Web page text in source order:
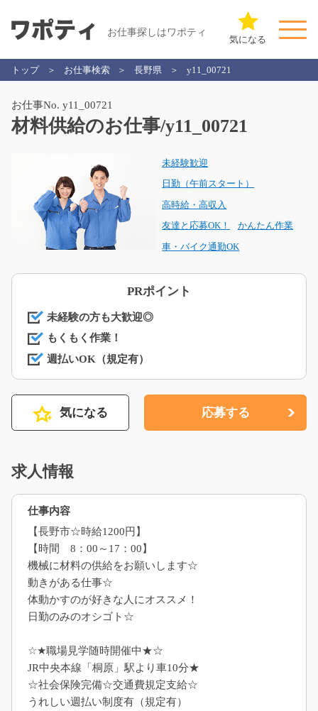
お仕事探しはワポティ
気になる
トップ お仕事検索 長野県 y11_00721
お仕事No. y11_00721
材料供給のお仕事/y11_00721
未経験歓迎
日勤（午前スタート）
高時給・高収入
友達と応募OK！ かんたん作業
車・バイク通勤OK
PRポイント
未経験の方も大歓迎◎
もくもく作業！
週払いOK（規定有）
気になる 応募する
求人情報
仕事内容
【長野市☆時給1200円】
【時間 8：00～17：00】
機械に材料の供給をお願いします☆
動きがある仕事☆
体動かすのが好きな人にオススメ！
日勤のみのオシゴト☆
☆★職場見学随時開催中★☆
JR中央本線「桐原」駅より車10分★
☆社会保険完備☆交通費規定支給☆
うれしい週払い制度有（規定有）